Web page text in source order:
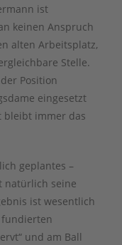
ist
keinen Anspruch
alten Arbeitsplatz,
Stelle.
Position
eingesetzt
bleibt immer das
geplantes –
natürlich seine
ist wesentlich
fundierten
und am Ball